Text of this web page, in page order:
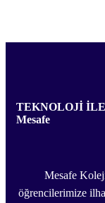
TEKNOLOJİ
Mesafe
Mesafe
öğrencilerimize